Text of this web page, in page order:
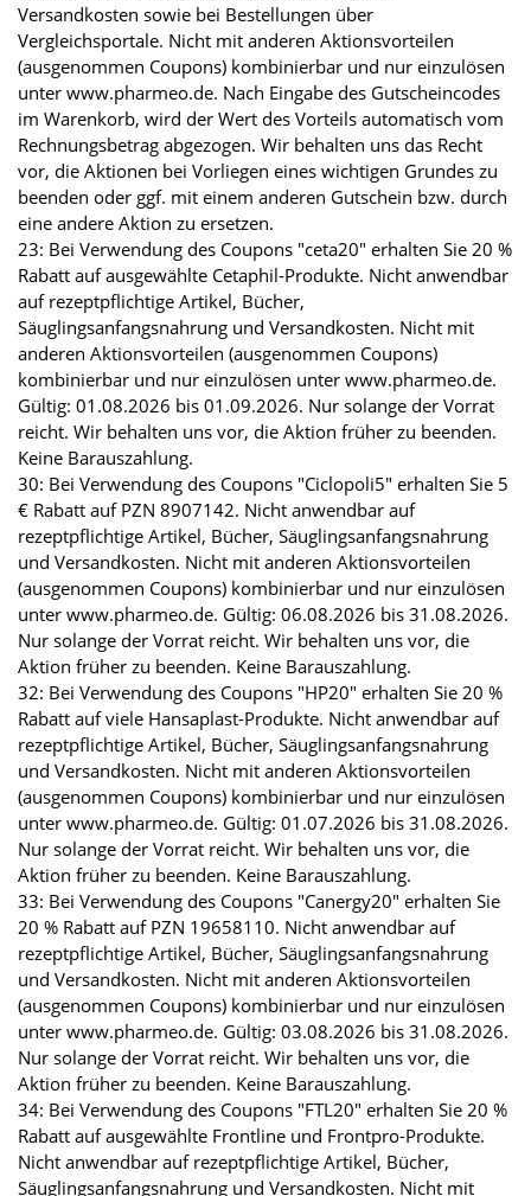
Versandkosten sowie bei Bestellungen über
Vergleichsportale. Nicht mit anderen Aktionsvorteilen
(ausgenommen Coupons) kombinierbar und nur einzulösen
unter www.pharmeo.de. Nach Eingabe des Gutscheincodes
im Warenkorb, wird der Wert des Vorteils automatisch vom
Rechnungsbetrag abgezogen. Wir behalten uns das Recht
vor, die Aktionen bei Vorliegen eines wichtigen Grundes zu
beenden oder ggf. mit einem anderen Gutschein bzw. durch
eine andere Aktion zu ersetzen.
23: Bei Verwendung des Coupons "ceta20" erhalten Sie 20 %
Rabatt auf ausgewählte Cetaphil-Produkte. Nicht anwendbar
auf rezeptpflichtige Artikel, Bücher,
Säuglingsanfangsnahrung und Versandkosten. Nicht mit
anderen Aktionsvorteilen (ausgenommen Coupons)
kombinierbar und nur einzulösen unter www.pharmeo.de.
Gültig: 01.08.2026 bis 01.09.2026. Nur solange der Vorrat
reicht. Wir behalten uns vor, die Aktion früher zu beenden.
Keine Barauszahlung.
30: Bei Verwendung des Coupons "Ciclopoli5" erhalten Sie 5
€ Rabatt auf PZN 8907142. Nicht anwendbar auf
rezeptpflichtige Artikel, Bücher, Säuglingsanfangsnahrung
und Versandkosten. Nicht mit anderen Aktionsvorteilen
(ausgenommen Coupons) kombinierbar und nur einzulösen
unter www.pharmeo.de. Gültig: 06.08.2026 bis 31.08.2026.
Nur solange der Vorrat reicht. Wir behalten uns vor, die
Aktion früher zu beenden. Keine Barauszahlung.
32: Bei Verwendung des Coupons "HP20" erhalten Sie 20 %
Rabatt auf viele Hansaplast-Produkte. Nicht anwendbar auf
rezeptpflichtige Artikel, Bücher, Säuglingsanfangsnahrung
und Versandkosten. Nicht mit anderen Aktionsvorteilen
(ausgenommen Coupons) kombinierbar und nur einzulösen
unter www.pharmeo.de. Gültig: 01.07.2026 bis 31.08.2026.
Nur solange der Vorrat reicht. Wir behalten uns vor, die
Aktion früher zu beenden. Keine Barauszahlung.
33: Bei Verwendung des Coupons "Canergy20" erhalten Sie
20 % Rabatt auf PZN 19658110. Nicht anwendbar auf
rezeptpflichtige Artikel, Bücher, Säuglingsanfangsnahrung
und Versandkosten. Nicht mit anderen Aktionsvorteilen
(ausgenommen Coupons) kombinierbar und nur einzulösen
unter www.pharmeo.de. Gültig: 03.08.2026 bis 31.08.2026.
Nur solange der Vorrat reicht. Wir behalten uns vor, die
Aktion früher zu beenden. Keine Barauszahlung.
34: Bei Verwendung des Coupons "FTL20" erhalten Sie 20 %
Rabatt auf ausgewählte Frontline und Frontpro-Produkte.
Nicht anwendbar auf rezeptpflichtige Artikel, Bücher,
Säuglingsanfangsnahrung und Versandkosten. Nicht mit